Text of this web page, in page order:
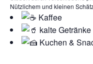
Nützlichem und kleinen
Kaffee
kalte Getränke
Kuchen &